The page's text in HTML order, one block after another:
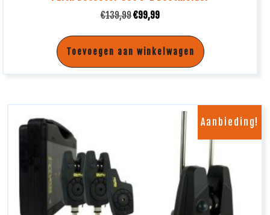
€139,99€99,99
Toevoegen aan winkelwagen
Aanbieding!